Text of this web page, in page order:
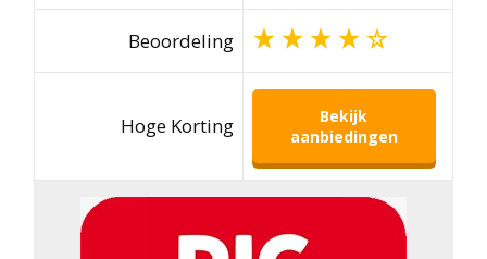
Beoordeling
Hoge Korting
Bekijk
aanbiedingen